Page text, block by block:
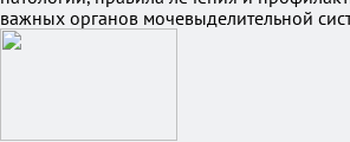
важных органов мочевыделительной